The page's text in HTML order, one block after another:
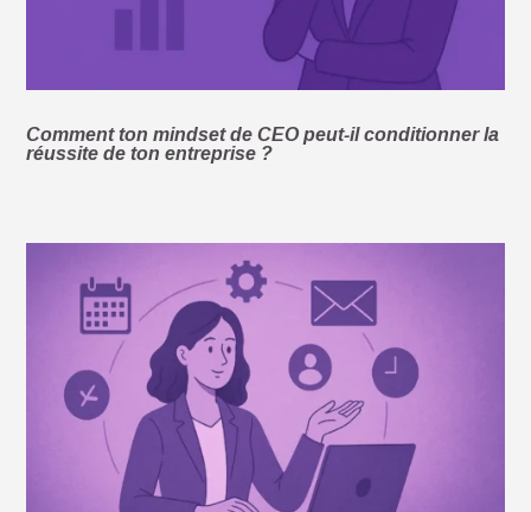
Comment ton mindset de CEO peut-il conditionner la
réussite de ton entreprise ?